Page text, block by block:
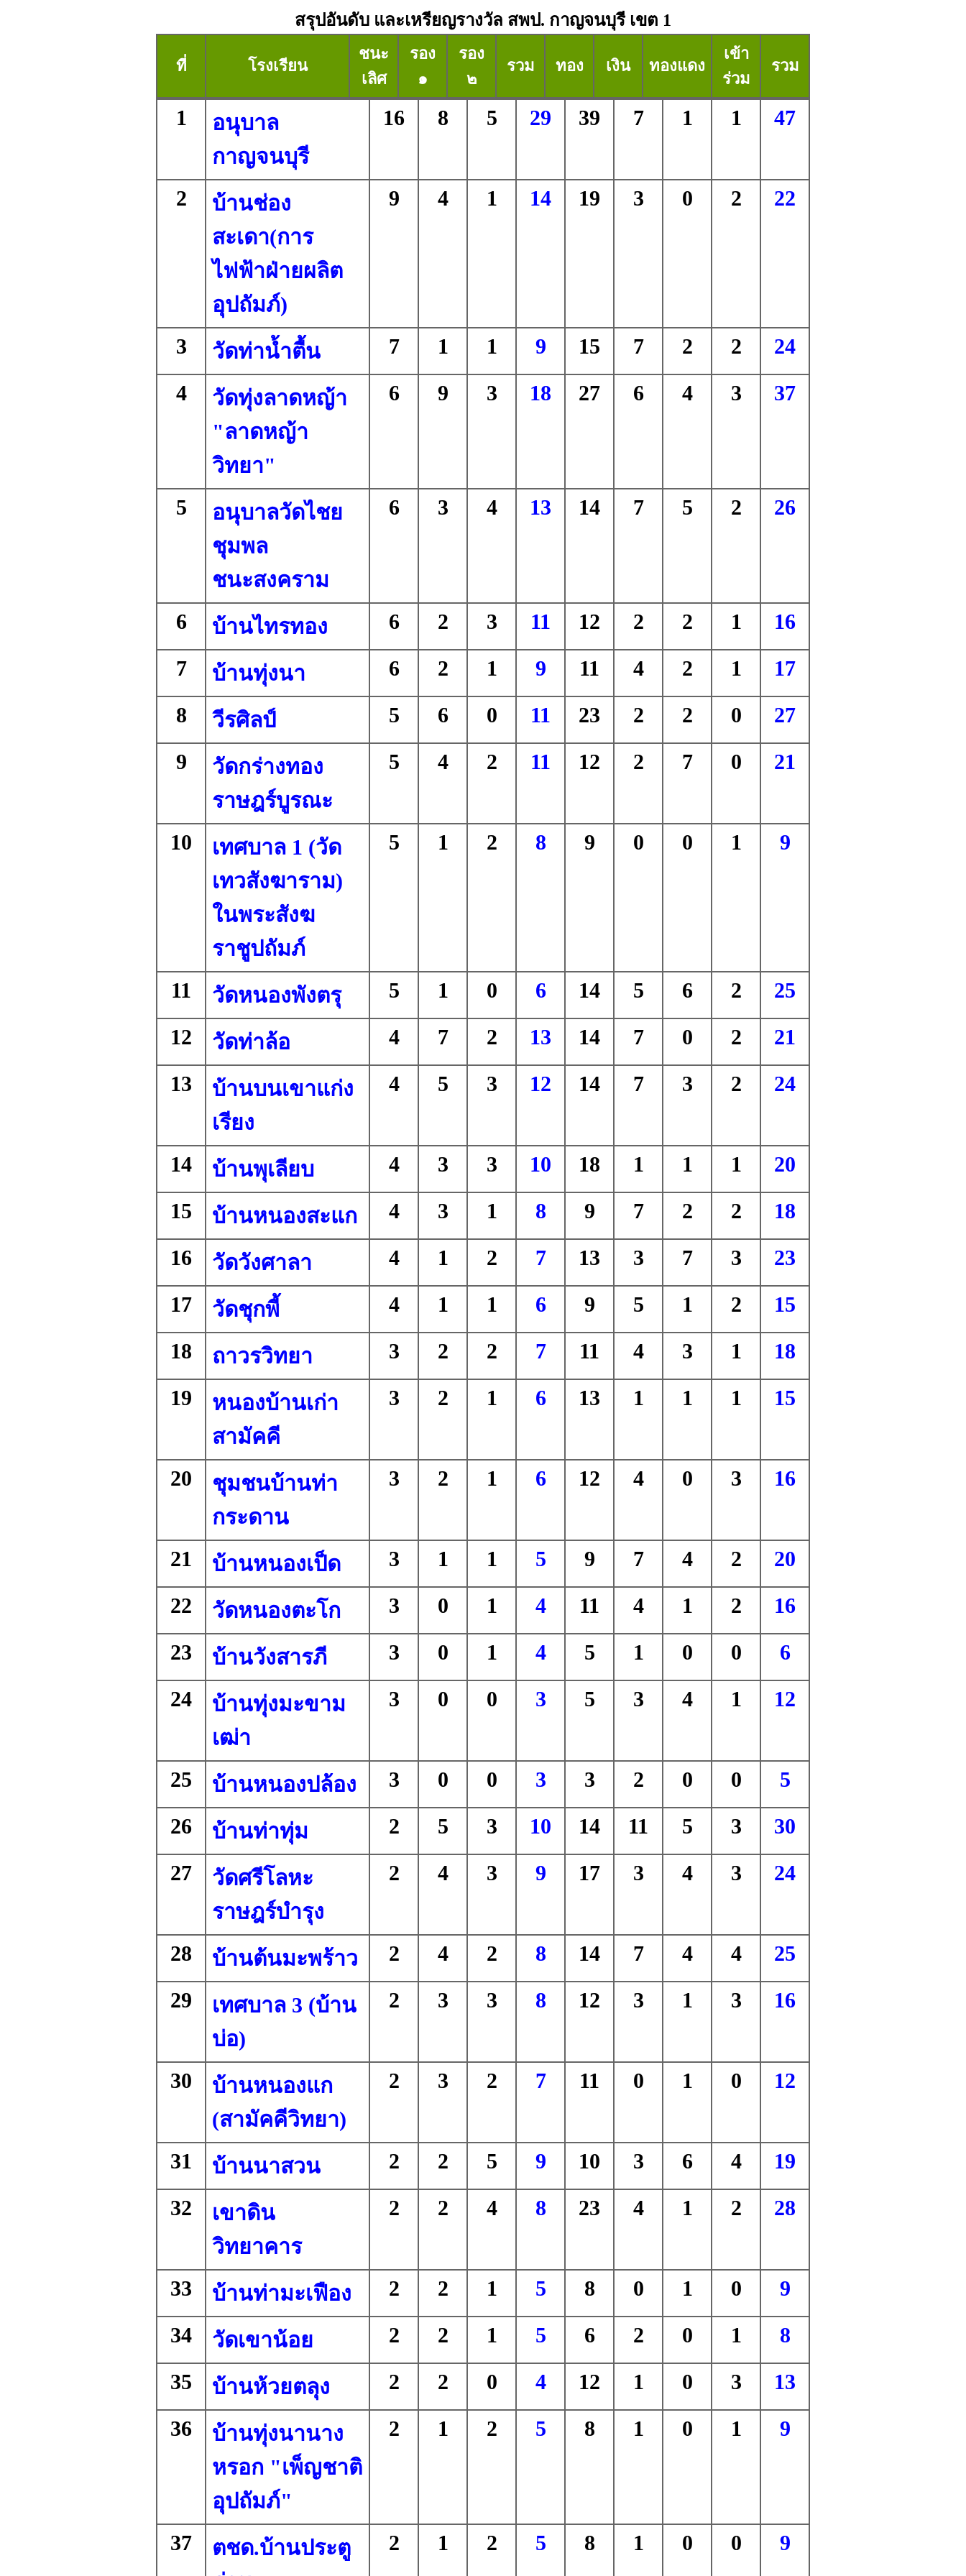
สรุปอันดับ และเหรียญรางวัล สพป. กาญจนบุรี เขต 1
ที่ โรงเรียน
ชนะ
เลิศ
รอง
๑
รอง
๒
รวม ทอง เงิน ทองแดง
เข้า
ร่วม
รวม
1
อนุบาล
กาญจนบุรี
16 8 5 29 39 7 1 1 47
2
บ้านช่อง
สะเดา(การ
ไฟฟ้าฝ่ายผลิต
อุปถัมภ์)
9 4 1 14 19 3 0 2 22
3 วัดท่าน้ำตื้น 7 1 1 9 15 7 2 2
24
4
วัดทุ่งลาดหญ้า
"ลาดหญ้า
วิทยา"
6 9 3 18 27 6 4 3 37
5
อนุบาลวัดไชย
ชุมพล
ชนะสงคราม
6 3 4 13 14 7 5 2 26
6 บ้านไทรทอง 6 2 3 11 12 2 2 1
16
7
บ้านทุ่งนา 6 2 1 9 11 4 2 1
17
8
วีรศิลป์ 5 6 0 11 23 2 2 0
27
9
วัดกร่างทอง
ราษฎร์บูรณะ
5 4 2 11 12 2 7 0 21
10
เทศบาล 1 (วัด
เทวสังฆาราม)
ในพระสังฆ
ราชูปถัมภ์
5 1 2 8 9 0 0 1 9
11 วัดหนองพังตรุ 5 1 0 6 14 5 6 2
25
12
วัดท่าล้อ 4 7 2 13 14 7 0 2
21
13
บ้านบนเขาแก่ง
เรียง
4 5 3 12 14 7 3 2 24
14 บ้านพุเลียบ 4 3 3 10 18 1 1 1
20
15
บ้านหนองสะแก 4 3 1 8 9 7 2 2
18
16
วัดวังศาลา 4 1 2 7 13 3 7 3
23
17
วัดชุกพี้ 4 1 1 6 9 5 1 2
15
18
ถาวรวิทยา 3 2 2 7 11 4 3 1
18
19
หนองบ้านเก่า
สามัคคี
3 2 1 6 13 1 1 1 15
20
ชุมชนบ้านท่า
กระดาน
3 2 1 6 12 4 0 3 16
21 บ้านหนองเป็ด 3 1 1 5 9 7 4 2
20
22
วัดหนองตะโก 3 0 1 4 11 4 1 2
16
23
บ้านวังสารภี 3 0 1 4 5 1 0 0
6
24
บ้านทุ่งมะขาม
เฒ่า
3 0 0 3 5 3 4 1 12
25 บ้านหนองปล้อง 3 0 0 3 3 2 0 0
5
26
บ้านท่าทุ่ม 2 5 3 10 14 11 5 3
30
27
วัดศรีโลหะ
ราษฎร์บำรุง
2 4 3 9 17 3 4 3 24
28 บ้านต้นมะพร้าว 2 4 2 8 14 7 4 4
25
29
เทศบาล 3 (บ้าน
บ่อ)
2 3 3 8 12 3 1 3 16
30
บ้านหนองแก
(สามัคคีวิทยา)
2 3 2 7 11 0 1 0 12
31 บ้านนาสวน 2 2 5 9 10 3 6 4
19
32
เขาดิน
วิทยาคาร
2 2 4 8 23 4 1 2 28
33 บ้านท่ามะเฟือง 2 2 1 5 8 0 1 0
9
34
วัดเขาน้อย 2 2 1 5 6 2 0 1
8
35
บ้านห้วยตลุง 2 2 0 4 12 1 0 3
13
36
บ้านทุ่งนานาง
หรอก "เพ็ญชาติ
อุปถัมภ์"
2 1 2 5 8 1 0 1 9
37
ตชด.บ้านประตู
2 1 2 5 8 1 0 0 9